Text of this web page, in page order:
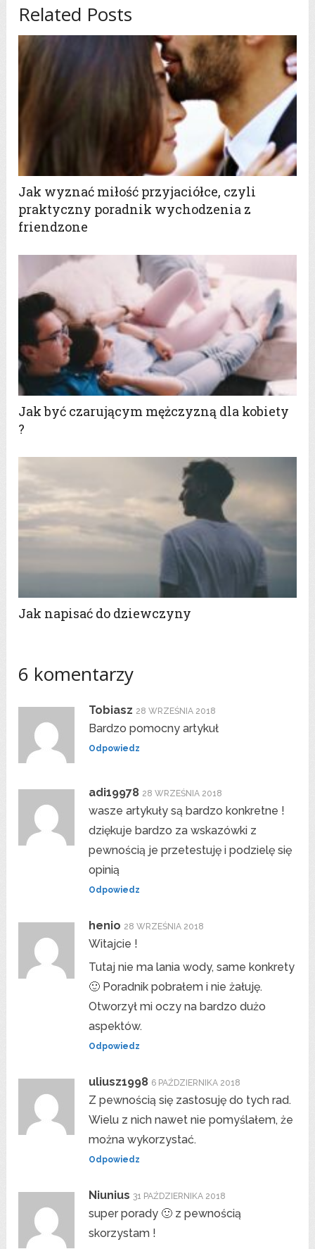
Related Posts
Jak wyznać miłość przyjaciółce, czyli
praktyczny poradnik wychodzenia z
friendzone
Jak być czarującym mężczyzną dla kobiety
?
Jak napisać do dziewczyny
6 komentarzy
Tobiasz 28 WRZEŚNIA 2018
Bardzo pomocny artykuł
Odpowiedz
adi19978 28 WRZEŚNIA 2018
wasze artykuły są bardzo konkretne !
dziękuje bardzo za wskazówki z
pewnością je przetestuję i podzielę się
opinią
Odpowiedz
henio 28 WRZEŚNIA 2018
Witajcie !
Tutaj nie ma lania wody, same konkrety
🙂 Poradnik pobrałem i nie żałuję.
Otworzył mi oczy na bardzo dużo
aspektów.
Odpowiedz
uliusz1998 6 PAŹDZIERNIKA 2018
Z pewnością się zastosuję do tych rad.
Wielu z nich nawet nie pomyślałem, że
można wykorzystać.
Odpowiedz
Niunius 31 PAŹDZIERNIKA 2018
super porady 🙂 z pewnością
skorzystam !